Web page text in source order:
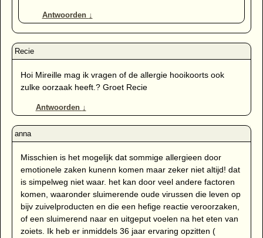
Antwoorden ↓
Hoi Mireille mag ik vragen of de allergie hooikoorts ook
zulke oorzaak heeft.? Groet Recie
Antwoorden ↓
Misschien is het mogelijk dat sommige allergieen door
emotionele zaken kunenn komen maar zeker niet altijd! dat
is simpelweg niet waar. het kan door veel andere factoren
komen, waaronder sluimerende oude virussen die leven op
bijv zuivelproducten en die een hefige reactie veroorzaken,
of een sluimerend naar en uitgeput voelen na het eten van
zoiets. Ik heb er inmiddels 36 jaar ervaring opzitten (